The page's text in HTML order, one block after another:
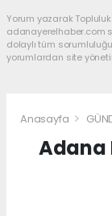
Yorum yazarak Topluluk
adanayerelhaber.com
dolaylı tüm
yorumlardan site
Anasayfa
Adana